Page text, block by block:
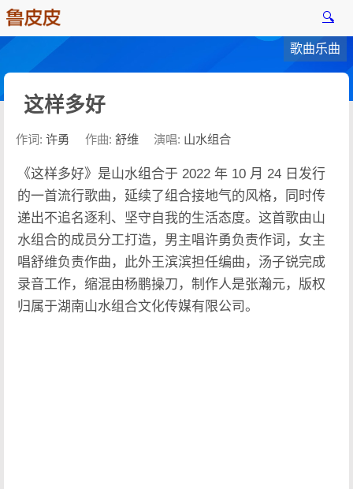
🔍
歌曲乐曲
这样多好
作词: 许勇 作曲: 舒维 演唱: 山水组合
《这样多好》是山水组合于 2022 年 10 月 24 日发行
的一首流行歌曲，延续了组合接地气的风格，同时传
递出不追名逐利、坚守自我的生活态度。这首歌由山
水组合的成员分工打造，男主唱许勇负责作词，女主
唱舒维负责作曲，此外王滨滨担任编曲，汤子锐完成
录音工作，缩混由杨鹏操刀，制作人是张瀚元，版权
归属于湖南山水组合文化传媒有限公司。